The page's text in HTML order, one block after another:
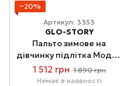
−20%
Артикул: 3353
GLO-STORY
Пальто зимове на
дівчинку підлітка Модно
158-164
1 512 грн 1 890 грн
Немає в наявності